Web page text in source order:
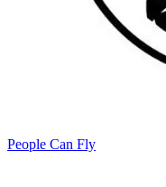
People Can Fly